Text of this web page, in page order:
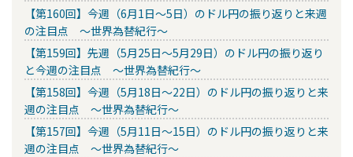
【第160回】今週（6月1日～5日）のドル円の振り返りと来週
の注目点 ～世界為替紀行～
【第159回】先週（5月25日～5月29日）のドル円の振り返り
と今週の注目点 ～世界為替紀行～
【第158回】今週（5月18日～22日）のドル円の振り返りと来
週の注目点 ～世界為替紀行～
【第157回】今週（5月11日～15日）のドル円の振り返りと来
週の注目点 ～世界為替紀行～